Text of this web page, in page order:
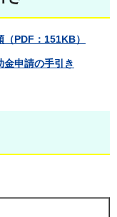
PDF：151KB）
申請の手引き